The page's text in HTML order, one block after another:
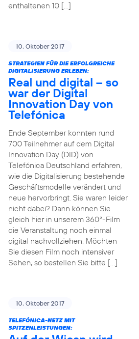
enthaltenen 10 […]
10. Oktober 2017
STRATEGIEN FÜR DIE ERFOLGREICHE
DIGITALISIERUNG ERLEBEN:
Real und digital – so
war der Digital
Innovation Day von
Telefónica
Ende September konnten rund
700 Teilnehmer auf dem Digital
Innovation Day (DID) von
Telefónica Deutschland erfahren,
wie die Digitalisierung bestehende
Geschäftsmodelle verändert und
neue hervorbringt. Sie waren leider
nicht dabei? Dann können Sie
gleich hier in unserem 360°-Film
die Veranstaltung noch einmal
digital nachvollziehen. Möchten
Sie diesen Film noch intensiver
Sehen, so bestellen Sie bitte […]
10. Oktober 2017
TELEFÓNICA-NETZ MIT
SPITZENLEISTUNGEN: